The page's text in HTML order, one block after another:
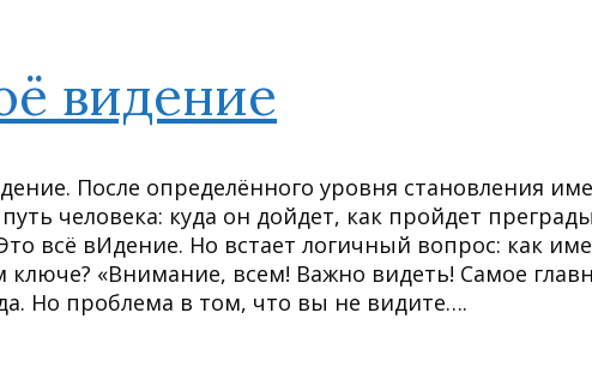
видение
После определённого уровня становления
человека: куда он дойдет, как пройдет
всё вИдение. Но встает логичный вопрос: как
ключе? «Внимание, всем! Важно видеть! Самое
Но проблема в том, что вы не видите….